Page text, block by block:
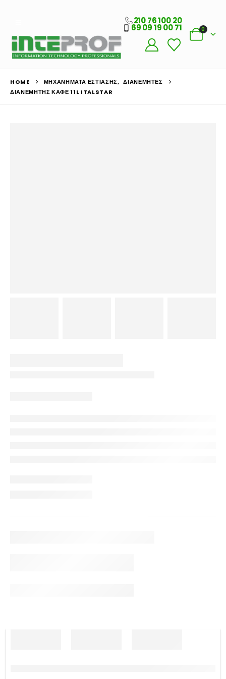
210 76 100 20
69 09 19 00 71 0
HOME ΜΗΧΑΝΉΜΑΤΑ ΕΣΤΊΑΣΗΣ, ΔΙΑΝΕΜΗΤΈΣ
ΔΙΑΝΕΜΗΤΉΣ ΚΑΦΈ 11L ITALSTAR